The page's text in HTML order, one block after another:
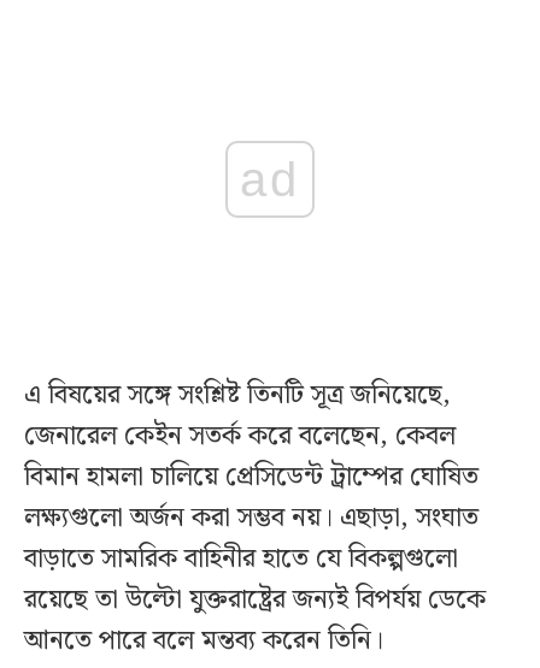
ad
এ বিষয়ের সঙ্গে সংশ্লিষ্ট তিনটি সূত্র জনিয়েছে,
জেনারেল কেইন সতর্ক করে বলেছেন, কেবল
বিমান হামলা চালিয়ে প্রেসিডেন্ট ট্রাম্পের ঘোষিত
লক্ষ্যগুলো অর্জন করা সম্ভব নয়। এছাড়া, সংঘাত
বাড়াতে সামরিক বাহিনীর হাতে যে বিকল্পগুলো
রয়েছে তা উল্টো যুক্তরাষ্ট্রের জন্যই বিপর্যয় ডেকে
আনতে পারে বলে মন্তব্য করেন তিনি।